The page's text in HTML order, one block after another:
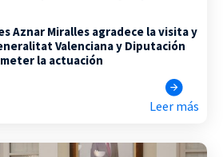
Aznar Miralles agradece la visita y
Valenciana y Diputación
la actuación
Leer más